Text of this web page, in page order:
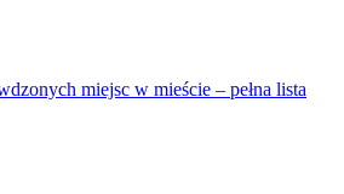
miejsc w mieście – pełna lista